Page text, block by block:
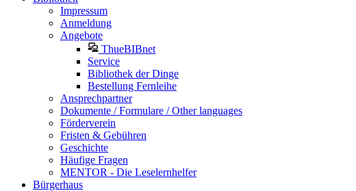
Impressum
Anmeldung
Angebote
ThueBIBnet
Service
Bibliothek der Dinge
Bestellung Fernleihe
Ansprechpartner
Dokumente / Formulare / Other languages
Förderverein
Fristen & Gebühren
Geschichte
Häufige Fragen
MENTOR - Die Leselernhelfer
Bürgerhaus